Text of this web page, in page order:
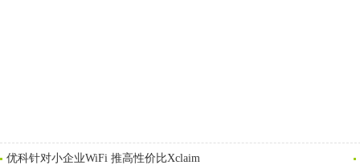
优科针对小企业WiFi 推高性价比Xclaim